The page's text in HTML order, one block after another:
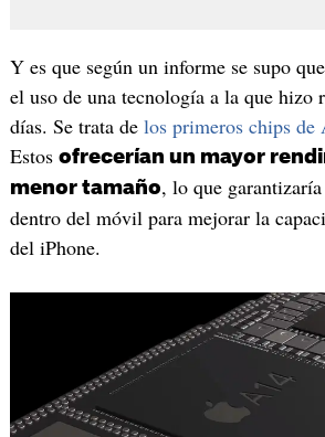
Y es que según un informe se supo
el uso de una tecnología a la que hizo
días. Se trata de los primeros chips de
Estos ofrecerían un mayor
menor tamaño, lo que
dentro del móvil para mejorar la
del iPhone.